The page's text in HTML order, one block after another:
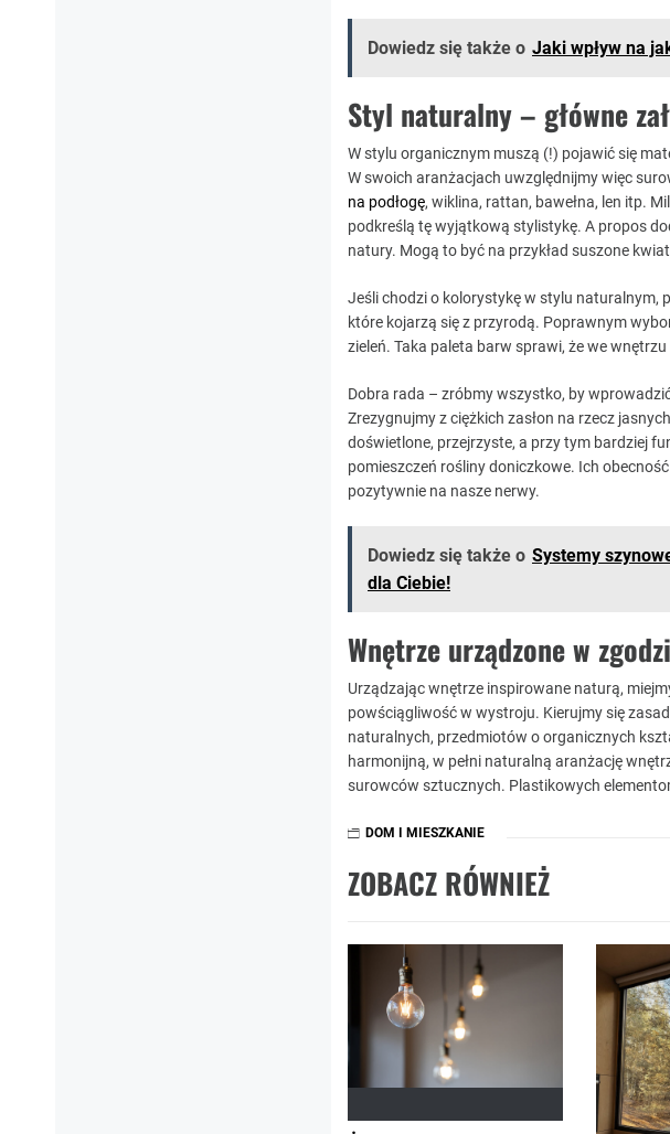
Dowiedz się także o Jaki wpływ na
Styl naturalny – główne
W stylu organicznym muszą (!) pojawić się
W swoich aranżacjach uwzględnijmy więc
na podłogę, wiklina, rattan, bawełna, len itp.
podkreślą tę wyjątkową stylistykę. A propos
natury. Mogą to być na przykład suszone
Jeśli chodzi o kolorystykę w stylu naturalnym,
które kojarzą się z przyrodą. Poprawnym
zieleń. Taka paleta barw sprawi, że we
Dobra rada – zróbmy wszystko, by
Zrezygnujmy z ciężkich zasłon na rzecz
doświetlone, przejrzyste, a przy tym bardziej
pomieszczeń rośliny doniczkowe. Ich
pozytywnie na nasze nerwy.
Dowiedz się także o Systemy
dla Ciebie!
Wnętrze urządzone w
Urządzając wnętrze inspirowane naturą,
powściągliwość w wystroju. Kierujmy się
naturalnych, przedmiotów o organicznych
harmonijną, w pełni naturalną aranżację
surowców sztucznych. Plastikowych
DOM I MIESZKANIE
ZOBACZ RÓWNIEŻ